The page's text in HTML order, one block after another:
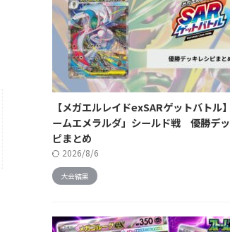
【メガエルレイドexSARゲットバトル
ームエメラルダ」シールド戦 優勝デ
ピまとめ
2026/8/6
大会結果